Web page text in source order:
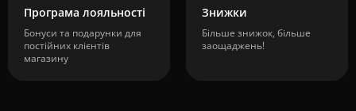
Програма лояльності
Бонуси та подарунки для
постійних клієнтів
магазину
Знижки
Більше знижок, більше
заощаджень!